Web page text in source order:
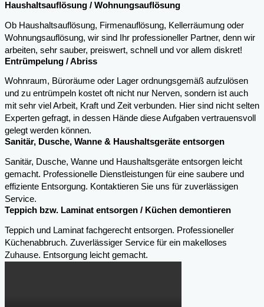
Haushaltsauflösung / Wohnungsauflösung
Ob Haushaltsauflösung, Firmenauflösung, Kellerräumung oder
Wohnungsauflösung, wir sind Ihr professioneller Partner, denn wir
arbeiten, sehr sauber, preiswert, schnell und vor allem diskret!
Entrümpelung / Abriss
Wohnraum, Büroräume oder Lager ordnungsgemäß aufzulösen
und zu entrümpeln kostet oft nicht nur Nerven, sondern ist auch
mit sehr viel Arbeit, Kraft und Zeit verbunden. Hier sind nicht selten
Experten gefragt, in dessen Hände diese Aufgaben vertrauensvoll
gelegt werden können.
Sanitär, Dusche, Wanne & Haushaltsgeräte entsorgen
Sanitär, Dusche, Wanne und Haushaltsgeräte entsorgen leicht
gemacht. Professionelle Dienstleistungen für eine saubere und
effiziente Entsorgung. Kontaktieren Sie uns für zuverlässigen
Service.
Teppich bzw. Laminat entsorgen / Küchen demontieren
Teppich und Laminat fachgerecht entsorgen. Professioneller
Küchenabbruch. Zuverlässiger Service für ein makelloses
Zuhause. Entsorgung leicht gemacht.